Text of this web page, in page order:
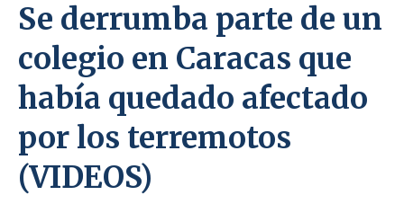
Se derrumba parte de un
colegio en Caracas que
había quedado afectado
por los terremotos
(VIDEOS)